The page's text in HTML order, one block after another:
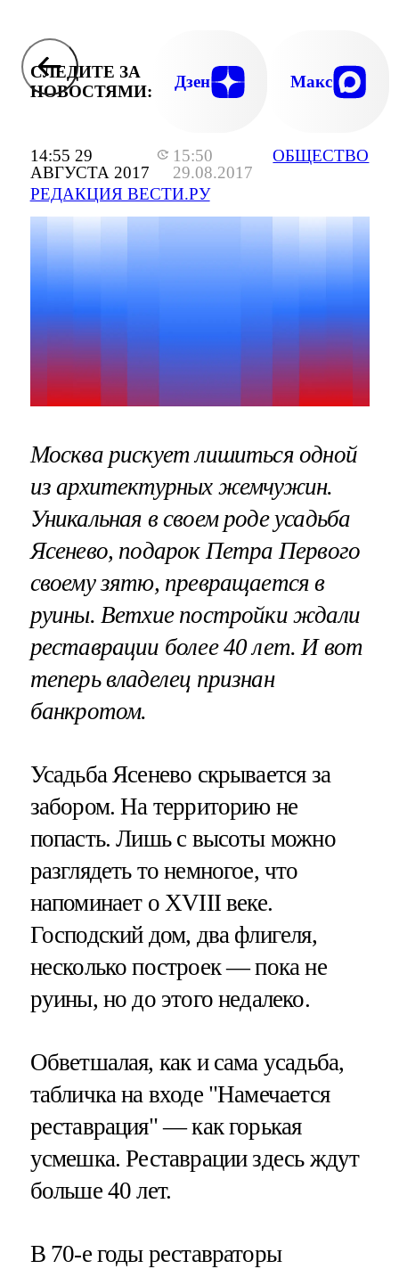
14:55 29
АВГУСТА 2017
15:50
29.08.2017
РЕДАКЦИЯ ВЕСТИ.РУ
ОБЩЕСТВО
СЛЕДИТЕ ЗА
НОВОСТЯМИ:
Дзен Макс
Москва рискует лишиться одной
из архитектурных жемчужин.
Уникальная в своем роде усадьба
Ясенево, подарок Петра Первого
своему зятю, превращается в
руины. Ветхие постройки ждали
реставрации более 40 лет. И вот
теперь владелец признан
банкротом.
Усадьба Ясенево скрывается за
забором. На территорию не
попасть. Лишь с высоты можно
разглядеть то немногое, что
напоминает о XVIII веке.
Господский дом, два флигеля,
несколько построек — пока не
руины, но до этого недалеко.
Обветшалая, как и сама усадьба,
табличка на входе "Намечается
реставрация" — как горькая
усмешка. Реставрации здесь ждут
больше 40 лет.
В 70-е годы реставраторы